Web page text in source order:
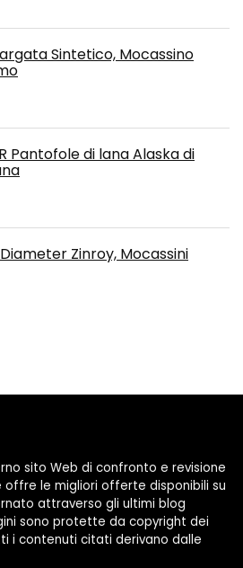
Sintetico, Mocassino
Pantofole di lana Alaska di
Zinroy, Mocassini
sito Web di confronto e revisione
offre le migliori offerte disponibili su
attraverso gli ultimi blog
sono protette da copyright dei
i contenuti citati derivano dalle